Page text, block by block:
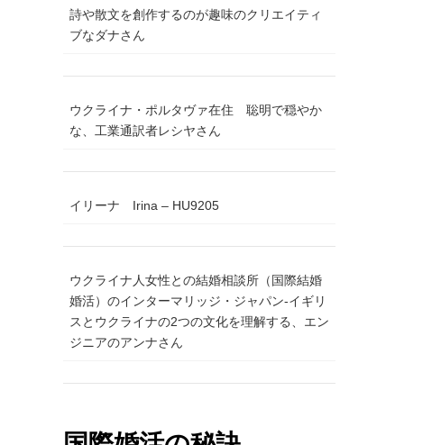
詩や散文を創作するのが趣味のクリエイティ
ブなダナさん
ウクライナ・ポルタヴァ在住 聡明で穏やか
な、工業通訳者レシヤさん
イリーナ Irina – HU9205
ウクライナ人女性との結婚相談所（国際結婚
婚活）のインターマリッジ・ジャパン-イギリ
スとウクライナの2つの文化を理解する、エン
ジニアのアンナさん